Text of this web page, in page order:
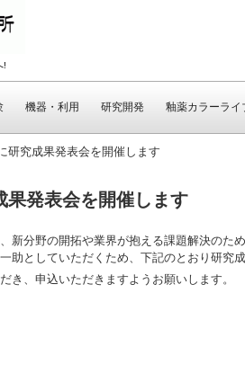
!
機器・利用 研究開発 釉薬カラーライ
研究成果発表会を開催します
果発表会を開催します
新分野の開拓や業界が抱える課題解決のた
助としていただくため、下記のとおり研究
、申込いただきますようお願いします。